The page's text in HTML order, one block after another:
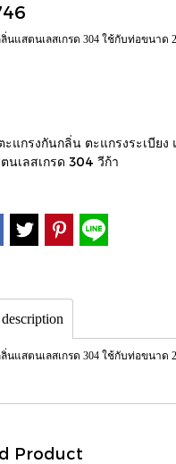
นแสตนเลสเกรด 304 ใช้กับท่อขนาด
ะแกรงกันกลิ่น ตะแกรงระเบียง
นเลสเกรด 304 วีก้า
นแสตนเลสเกรด 304 ใช้กับท่อขนาด
Product